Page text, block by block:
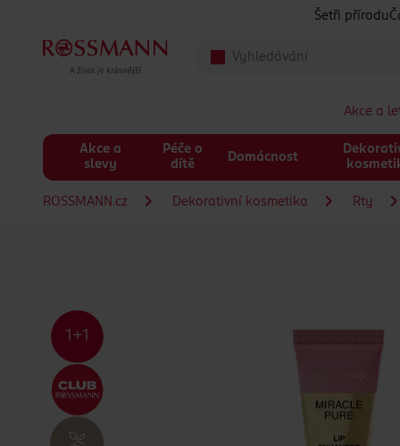
Šetři přírodu
Akce a
Akce a
slevy
Péče o
dítě
Domácnost
ROSSMANN.cz Dekorativní kosmetika Rty